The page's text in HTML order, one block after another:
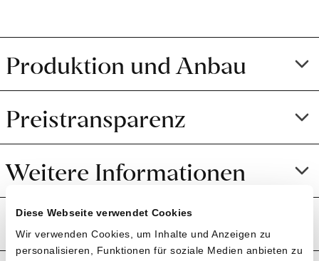
Diese Webseite verwendet Cookies
Wir verwenden Cookies, um Inhalte und Anzeigen zu
personalisieren, Funktionen für soziale Medien anbieten zu
Produktion und Anbau
Preistransparenz
Weitere Informationen
Rezensionen